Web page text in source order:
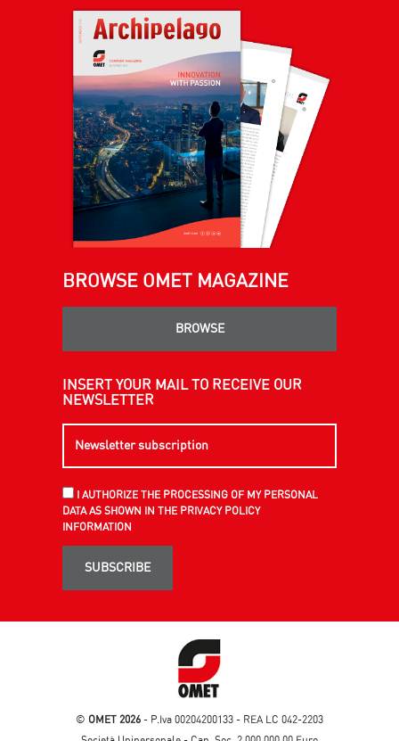
BROWSE OMET MAGAZINE
BROWSE
INSERT YOUR MAIL TO RECEIVE OUR
NEWSLETTER
I AUTHORIZE THE PROCESSING OF MY PERSONAL
DATA AS SHOWN IN THE PRIVACY POLICY
INFORMATION
SUBSCRIBE
© OMET 2026 - P.Iva 00204200133 - REA LC 042-2203